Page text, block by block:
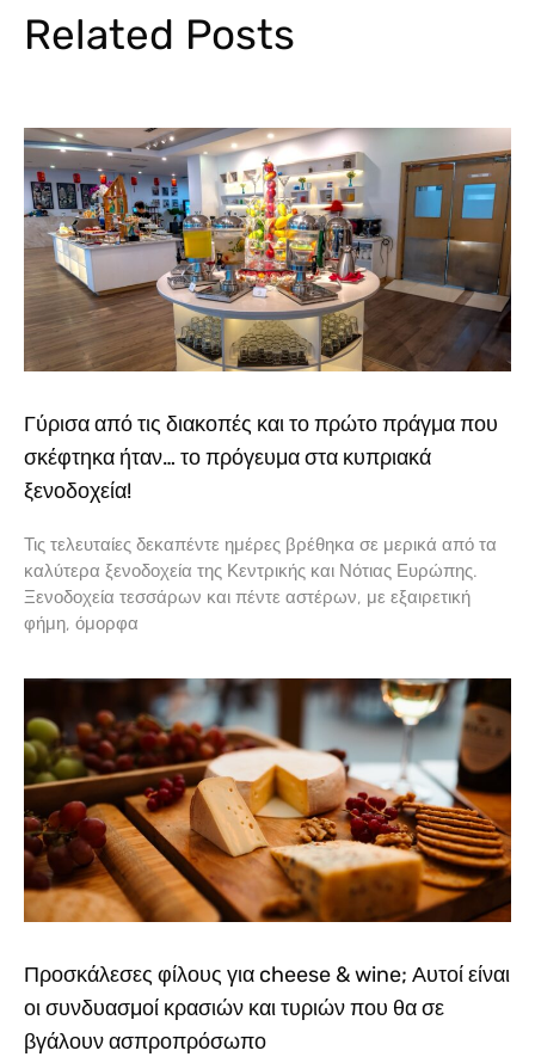
Related Posts
Γύρισα από τις διακοπές και το πρώτο πράγμα που
σκέφτηκα ήταν… το πρόγευμα στα κυπριακά
ξενοδοχεία!
Τις τελευταίες δεκαπέντε ημέρες βρέθηκα σε μερικά από τα
καλύτερα ξενοδοχεία της Κεντρικής και Νότιας Ευρώπης.
Ξενοδοχεία τεσσάρων και πέντε αστέρων, με εξαιρετική
φήμη, όμορφα
Προσκάλεσες φίλους για cheese & wine; Αυτοί είναι
οι συνδυασμοί κρασιών και τυριών που θα σε
βγάλουν ασπροπρόσωπο